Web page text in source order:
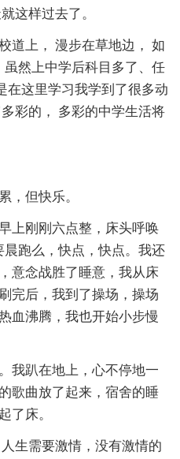
这样过去了。
上， 漫步在草地边， 如
然上中学后科目多了、任
在这里学习我学到了很多动
彩的， 多彩的中学生活将
但快乐。
刚刚六点整，床头呼唤
跑么，快点，快点。我还
意念战胜了睡意，我从床
完后，我到了操场，操场
血沸腾，我也开始小步慢
趴在地上，心不停地一
歌曲放了起来，宿舍的睡
了床。
需要激情，没有激情的